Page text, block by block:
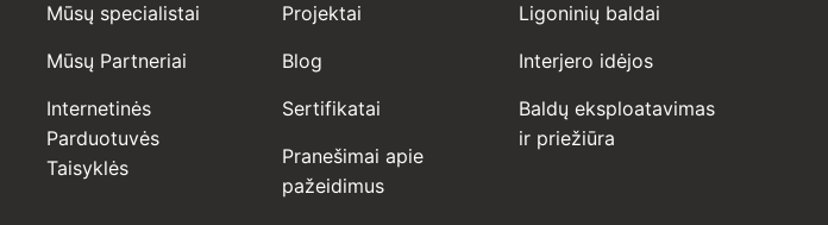
Mūsų specialistai
Mūsų Partneriai
Internetinės
Parduotuvės
Taisyklės
Projektai
Blog
Sertifikatai
Pranešimai apie
pažeidimus
Ligoninių baldai
Interjero idėjos
Baldų eksploatavimas
ir priežiūra